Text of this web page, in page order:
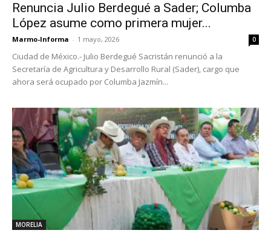
Renuncia Julio Berdegué a Sader; Columba
López asume como primera mujer...
Marmo-Informa - 1 mayo, 2026 0
Ciudad de México.- Julio Berdegué Sacristán renunció a la
Secretaría de Agricultura y Desarrollo Rural (Sader), cargo que
ahora será ocupado por Columba Jazmín...
MORELIA